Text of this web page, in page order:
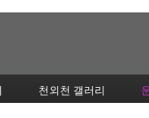
천외천 갤러리